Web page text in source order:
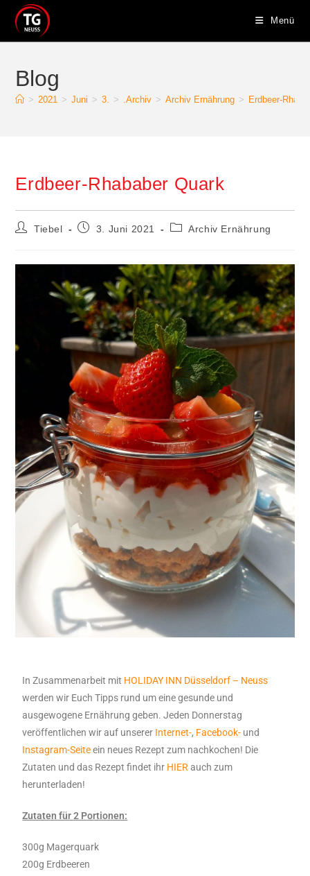
Menü
Blog
> 2021 > Juni > 3. > .Archiv > Archiv Ernährung > Erdbeer-
Erdbeer-Rhababer Quark
Tiebel 3. Juni 2021 Archiv Ernährung
In Zusammenarbeit mit HOLIDAY INN Düsseldorf – Neuss
werden wir Euch Tipps rund um eine gesunde und
ausgewogene Ernährung geben. Jeden Donnerstag
veröffentlichen wir auf unserer Internet-, Facebook- und
Instagram-Seiteein neues Rezept zum nachkochen! Die
Zutaten und das Rezept findet ihr HIERauch zum
herunterladen!
Zutaten für 2 Portionen:
300g Magerquark
200g Erdbeeren